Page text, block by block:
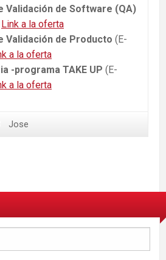
Validación de Software (QA)
Link a la oferta
Validación de Producto (E-
a la oferta
-programa TAKE UP (E-
a la oferta
Jose